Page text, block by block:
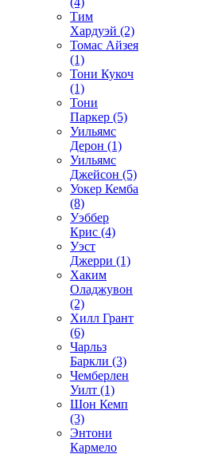
Тим
Хардуэй (2)
Томас Айзея
(1)
Тони Кукоч
(1)
Тони
Паркер (5)
Уильямс
Дерон (1)
Уильямс
Джейсон (5)
Уокер Кемба
(8)
Уэббер
Крис (4)
Уэст
Джерри (1)
Хаким
Оладжувон
(2)
Хилл Грант
(6)
Чарльз
Баркли (3)
Чемберлен
Уилт (1)
Шон Кемп
(3)
Энтони
Кармело